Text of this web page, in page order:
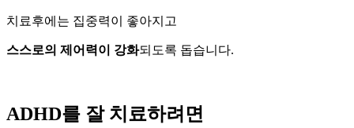
치료후에는 집중력이 좋아지고
스스로의 제어력이 강화되도록 돕습니다.
ADHD를 잘 치료하려면